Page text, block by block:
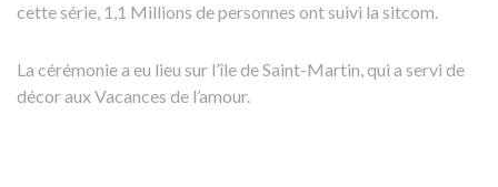
cette série, 1,1 Millions de personnes ont suivi la sitcom.
La céré­mo­nie a eu lieu sur l’île de Saint-Martin, qui a servi de
décor aux Vacances de l’amour.